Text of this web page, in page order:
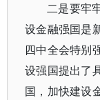
二是要牢
设金融强国是
四中全会特别
设强国提出了
国，加快建设